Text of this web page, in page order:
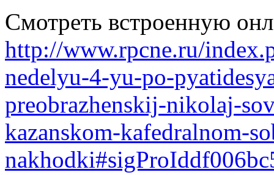
Смотреть встроенную
http://www.rpcne.ru/
nedelyu-4-yu-po-
preobrazhenskij-nikolaj-
kazanskom-kafedralnom-